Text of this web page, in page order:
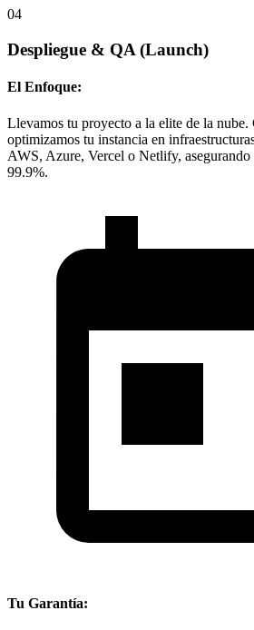
04
Despliegue & QA (Launch)
El Enfoque:
Llevamos tu proyecto a la elite de la
optimizamos tu instancia en
AWS, Azure, Vercel o Netlify,
99.9%.
Tu Garantía: